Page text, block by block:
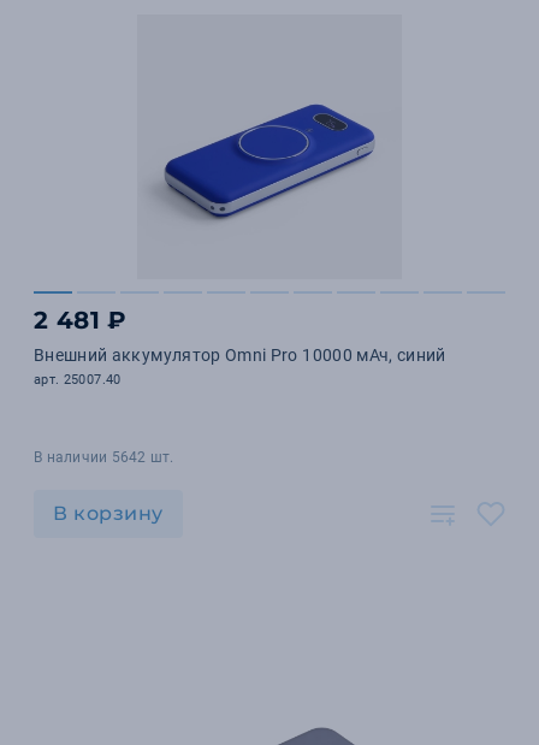
2 481 ₽
Внешний аккумулятор Omni Pro 10000 мАч, синий
арт. 25007.40
В наличии 5642 шт.
В корзину